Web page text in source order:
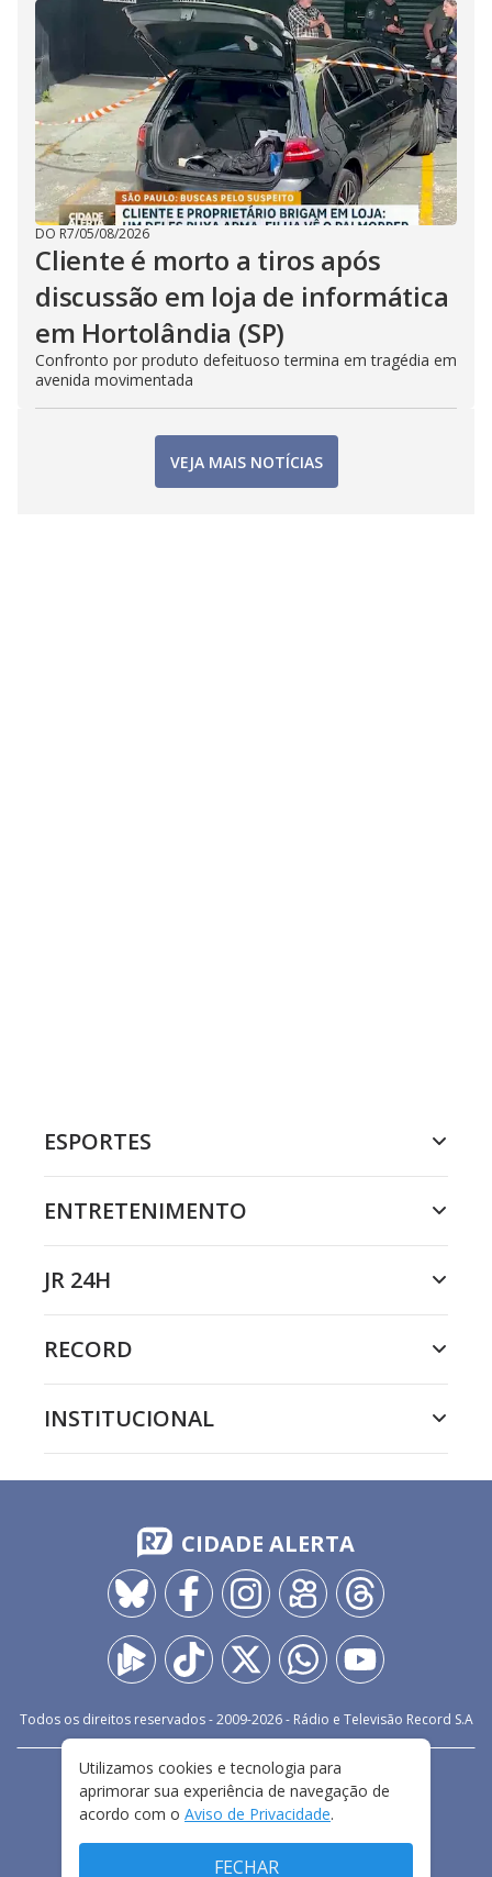
DO R7/05/08/2026
Cliente é morto a tiros após
discussão em loja de informática
em Hortolândia (SP)
Confronto por produto defeituoso termina em tragédia em
avenida movimentada
VEJA MAIS NOTÍCIAS
ESPORTES
ENTRETENIMENTO
JR 24H
RECORD
INSTITUCIONAL
CIDADE ALERTA
Todos os direitos reservados - 2009-2026- Rádio e Televisão Record S.A
FALE CONOSCO
PRIVACIDADE
TERMOS E CONDIÇÕES DE USO
Utilizamos cookies e tecnologia para
aprimorar sua experiência de navegação de
acordo com o Aviso de Privacidade.
FECHAR